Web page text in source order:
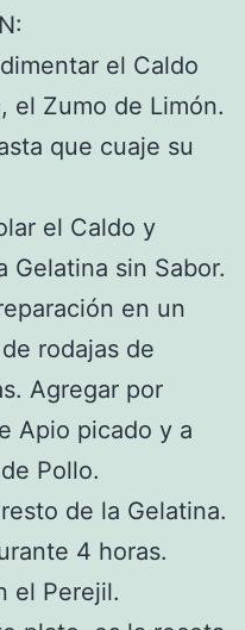
el Caldo
el Zumo de Limón.
que cuaje su
el Caldo y
Gelatina sin Sabor.
en un
rodajas de
Agregar por
Apio picado y a
Pollo.
de la Gelatina.
4 horas.
el Perejil.